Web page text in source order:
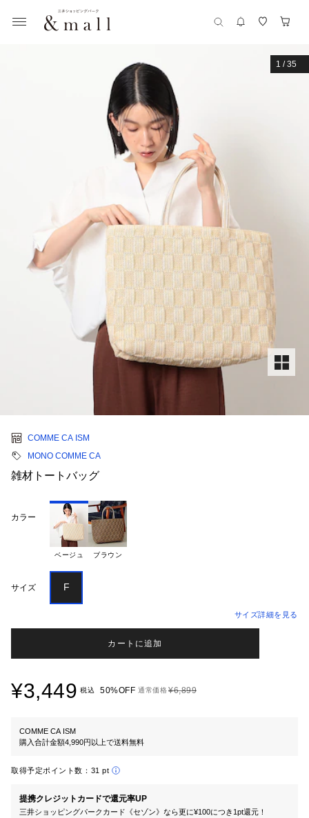
1 /35
COMME CA ISM
MONO COMME CA
雑材トートバッグ
カラー
ベージュ ブラウン
サイズ F
サイズ詳細を見る
カートに追加
¥3,449 税込 50%OFF 通常価格¥6,899
COMME CA ISM
購入合計金額4,990円以上で送料無料
取得予定ポイント数： 31 pt
提携クレジットカードで還元率UP
三井ショッピングパークカード《セゾン》なら更に¥100につき1pt還元！